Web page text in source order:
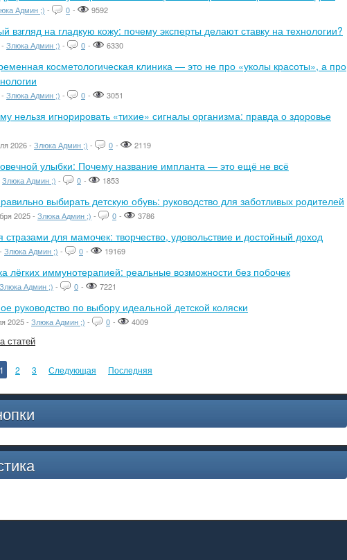
Админ ;) - 0 - 9592
взгляд на гладкую кожу: почему эксперты делают ставку на технологии?
Злюка Админ ;) - 0 - 6330
косметологическая клиника — это не про «уколы красоты», а про
Злюка Админ ;) - 0 - 3051
нельзя игнорировать «тихие» сигналы организма: правда о здоровье
2026 - Злюка Админ ;) - 0 - 2119
улыбки: Почему название импланта — это ещё не всё
Злюка Админ ;) - 0 - 1853
выбирать детскую обувь: руководство для заботливых родителей
2025 - Злюка Админ ;) - 0 - 3786
стразами для мамочек: творчество, удовольствие и достойный доход
Злюка Админ ;) - 0 - 19169
лёгких иммунотерапией: реальные возможности без побочек
Злюка Админ ;) - 0 - 7221
руководство по выбору идеальной детской коляски
2025 - Злюка Админ ;) - 0 - 4009
статей
1 2 3 Следующая Последняя